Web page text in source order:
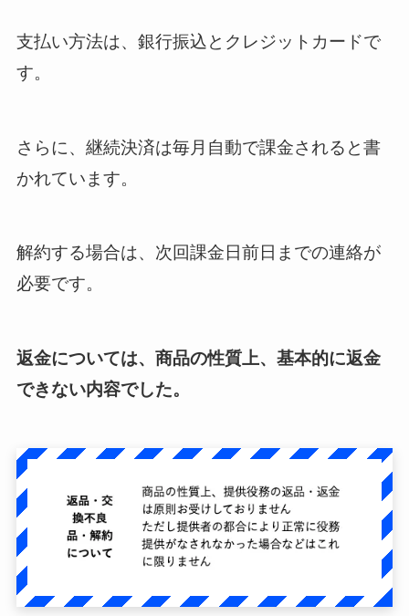
支払い方法は、銀行振込とクレジットカードで
す。
さらに、継続決済は毎月自動で課金されると書
かれています。
解約する場合は、次回課金日前日までの連絡が
必要です。
返金については、商品の性質上、基本的に返金
できない内容でした。